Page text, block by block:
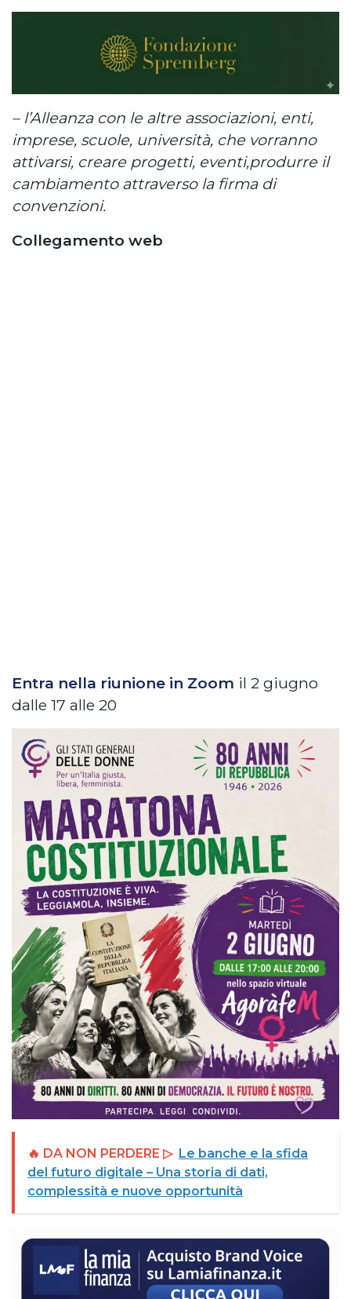
– l’Alleanza con le altre associazioni, enti,
imprese, scuole, università, che vorranno
attivarsi, creare progetti, eventi,produrre il
cambiamento attraverso la firma di
convenzioni.
Collegamento web
Entra nella riunione in Zoom il 2 giugno
dalle 17 alle 20
🔥 DA NON PERDERE ▷ Le banche e la sfida
del futuro digitale – Una storia di dati,
complessità e nuove opportunità